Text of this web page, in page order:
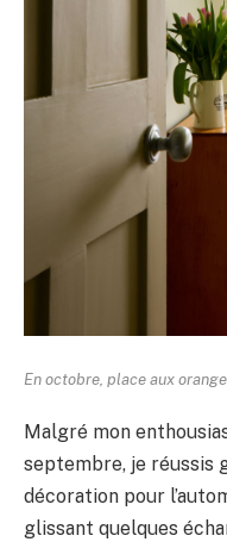
En octobre, place aux
Malgré mon
septembre, je réussis
décoration pour
glissant quelques